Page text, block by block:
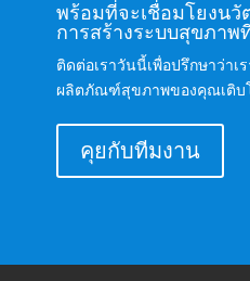
พร้อมที่จะเชื่อมโยงน
การสร้างระบบสุขภาพ
ติดต่อเราวันนี้เพื่อปรึกษาว่าเ
ผลิตภัณฑ์สุขภาพของคุณเติบ
คุยกับทีมงาน